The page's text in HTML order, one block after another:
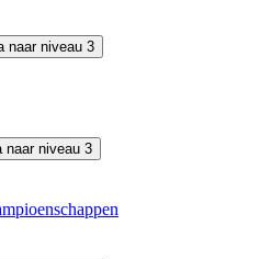
naar niveau 3
naar niveau 3